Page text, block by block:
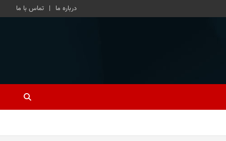
درباره ما تماس با ما